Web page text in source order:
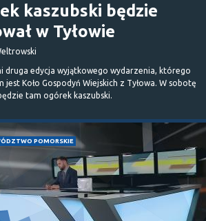
kaszubski będzie
w Tyłowie
druga edycja wyjątkowego wydarzenia, którego
jest Koło Gospodyń Wiejskich z Tyłowa. W sobotę
tam ogórek kaszubski.
POMORSKIE